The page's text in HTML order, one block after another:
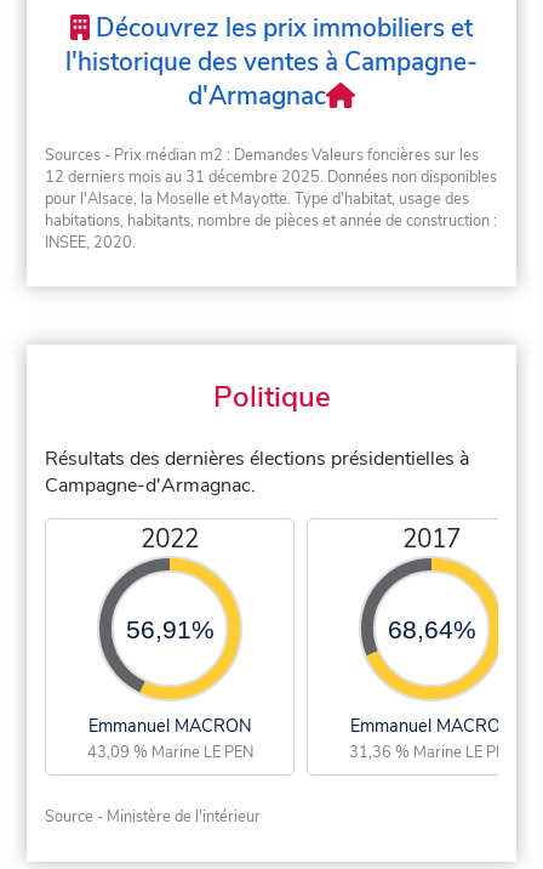
Découvrez les prix immobiliers et
l'historique des ventes à Campagne-
d'Armagnac
Sources - Prix médian m2 : Demandes Valeurs foncières sur les
12 derniers mois au 31 décembre 2025. Données non disponibles
pour l'Alsace, la Moselle et Mayotte. Type d'habitat, usage des
habitations, habitants, nombre de pièces et année de construction :
INSEE, 2020.
Politique
Résultats des dernières élections présidentielles à
Campagne-d'Armagnac.
2022
56,91%
Emmanuel MACRON
43,09 % Marine LE PEN
2017
68,64%
Emmanuel MACRON
31,36 % Marine LE PEN
Source - Ministère de l'intérieur